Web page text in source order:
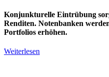
Konjunkturelle Eintrübung
Renditen. Notenbanken
Portfolios erhöhen.
Weiterlesen